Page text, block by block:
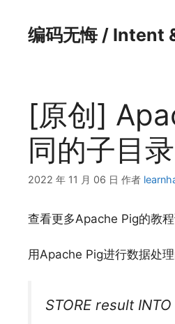
编码无悔 / Intent
[原创]
同的子目
2022 年 11 月 06 日 作者
查看更多Apache Pig的教
用Apache Pig进行数据处
STORE result